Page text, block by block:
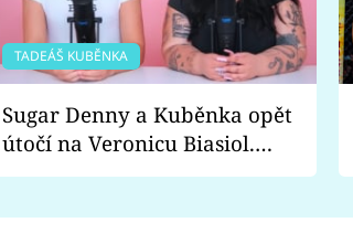
TADEÁŠ KUBĚNKA
Sugar Denny a Kuběnka opět
útočí na Veronicu Biasiol.
Proč je podle nich falešná a